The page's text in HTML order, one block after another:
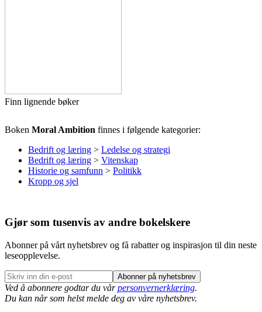
Finn lignende bøker
Boken Moral Ambition finnes i følgende kategorier:
Bedrift og læring > Ledelse og strategi
Bedrift og læring > Vitenskap
Historie og samfunn > Politikk
Kropp og sjel
Gjør som tusenvis av andre bokelskere
Abonner på vårt nyhetsbrev og få rabatter og inspirasjon til din neste
leseopplevelse.
Abonner på nyhetsbrev
Ved å abonnere godtar du vårpersonvernerklæring.
Du kan når som helst melde deg av våre nyhetsbrev.